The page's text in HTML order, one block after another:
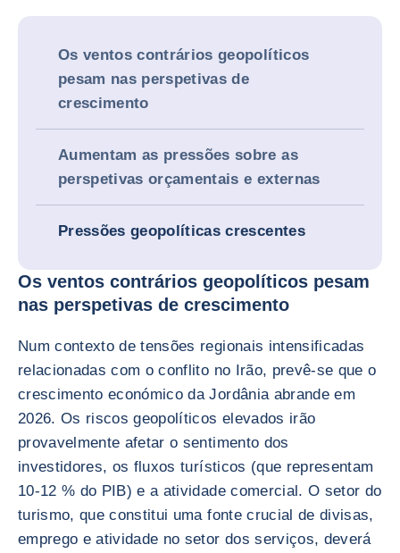
Os ventos contrários geopolíticos
pesam nas perspetivas de
crescimento
Aumentam as pressões sobre as
perspetivas orçamentais e externas
Pressões geopolíticas crescentes
Os ventos contrários geopolíticos pesam
nas perspetivas de crescimento
Num contexto de tensões regionais intensificadas
relacionadas com o conflito no Irão, prevê-se que o
crescimento económico da Jordânia abrande em
2026. Os riscos geopolíticos elevados irão
provavelmente afetar o sentimento dos
investidores, os fluxos turísticos (que representam
10-12 % do PIB) e a atividade comercial. O setor do
turismo, que constitui uma fonte crucial de divisas,
emprego e atividade no setor dos serviços, deverá